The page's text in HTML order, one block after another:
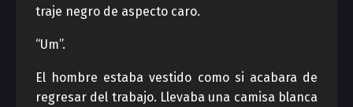
traje negro de aspecto caro.
“Um”.
El hombre estaba vestido como si acabara de
regresar del trabajo. Llevaba una camisa blanca